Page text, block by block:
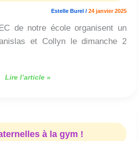
Estelle Burel / 24 janvier 2025
de notre école organisent un
et Collyn le dimanche 2
Lire l’article »
à la gym !
maternelles